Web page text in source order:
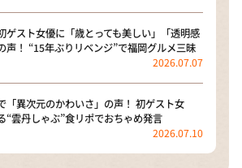
ゲスト女優に「歳とっても美しい」「透明感
声！ “15年ぶりリベンジ”で福岡グルメ三昧
2026.07.07
「異次元のかわいさ」の声！ 初ゲスト女
“雲丹しゃぶ”食リポでおちゃめ発言
2026.07.10